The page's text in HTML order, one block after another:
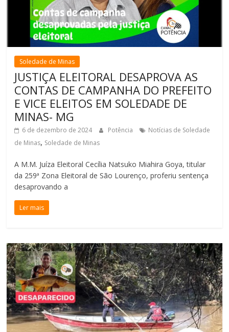
Soledade de Minas
JUSTIÇA ELEITORAL DESAPROVA AS
CONTAS DE CAMPANHA DO PREFEITO
E VICE ELEITOS EM SOLEDADE DE
MINAS- MG
6 de dezembro de 2024 Potência
Notícias de Soledade
de Minas, Soledade de Minas
A M.M. Juíza Eleitoral Cecília Natsuko Miahira Goya, titular
da 259ª Zona Eleitoral de São Lourenço, proferiu sentença
desaprovando a
Ler mais